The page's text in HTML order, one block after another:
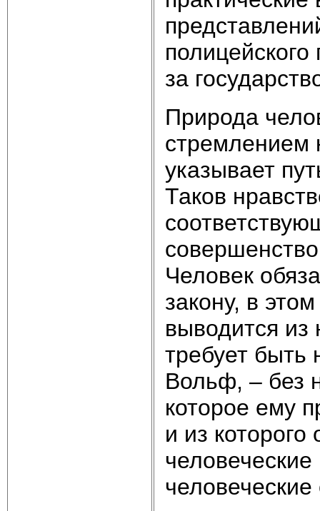
за
Природа
стремлением
указывает
Таков
Человек
закону, в
выводится из
требует быть
Вольф, – без
которое ему
и из
человеческие